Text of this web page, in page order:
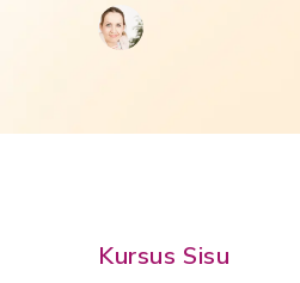
Kursus Sisu